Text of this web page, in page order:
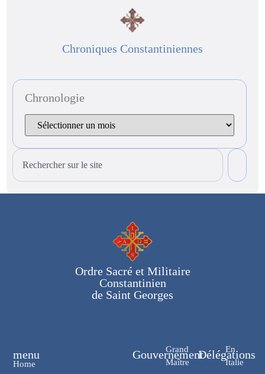
Chroniques Constantiniennes
Chronologie
Ordre Sacré et Militaire
Constantinien
de Saint Georges
Gouvernement
Grand
Maître
Délégations
En
Italie
menu
Home